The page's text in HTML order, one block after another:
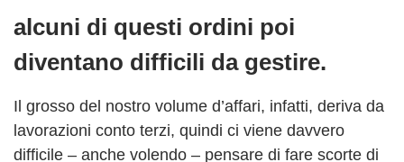
alcuni di questi ordini poi
diventano difficili da gestire.
Il grosso del nostro volume d’affari, infatti, deriva da
lavorazioni conto terzi, quindi ci viene davvero
difficile – anche volendo – pensare di fare scorte di